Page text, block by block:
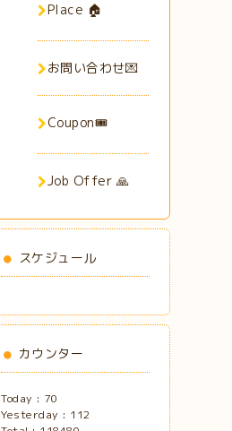
Place 🏠
お問い合わせ💌
Coupon🎟️
Job Offer 🙏
スケジュール
カウンター
Today : 70
Yesterday : 112